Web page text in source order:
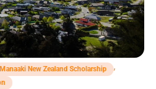
Manaaki New Zealand Scholarship
,